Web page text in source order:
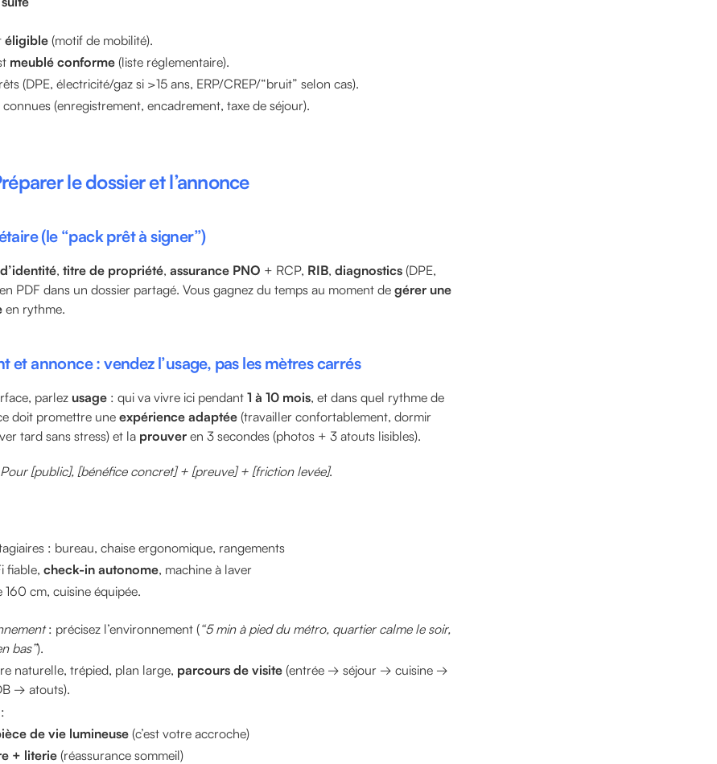
éligible (motif de mobilité).
meublé conforme (liste réglementaire).
(DPE, électricité/gaz si >15 ans, ERP/CREP/“bruit” selon cas).
connues (enregistrement, encadrement, taxe de séjour).
le dossier et l’annonce
(le “pack prêt à signer”)
, titre de propriété, assurance PNO + RCP, RIB, diagnostics (DPE,
PDF dans un dossier partagé. Vous gagnez du temps au moment de gérer une
en rythme.
et annonce : vendez l’usage, pas les mètres carrés
parlez usage : qui va vivre ici pendant 1 à 10 mois, et dans quel rythme de
doit promettre une expérience adaptée (travailler confortablement, dormir
tard sans stress) et la prouver en 3 secondes (photos + 3 atouts lisibles).
Pour [public], [bénéfice concret] + [preuve] + [friction levée].
: bureau, chaise ergonomique, rangements
fiable, check-in autonome, machine à laver
160 cm, cuisine équipée.
: précisez l’environnement (“5 min à pied du métro, quartier calme le soir,
bas”).
naturelle, trépied, plan large, parcours de visite (entrée → séjour → cuisine →
→ atouts).
de vie lumineuse(c’est votre accroche)
+ literie (réassurance sommeil)